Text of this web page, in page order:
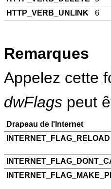
HTTP_VERB_UNLINK
6
Remarques
Appelez cette
dwFlags peut
Drapeau de l'Internet
INTERNET_FLAG_RELOAD